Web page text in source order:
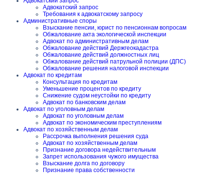
Адвокатский запрос
Требования к адвокатскому запросу
Административные споры
Взыскание пенсии, юрист по пенсионнам вопросам
Обжалование акта экологической инспекции
Адвокат по административным делам
Обжалование действий Держгеокадастра
Обжалование действий должностных лиц
Обжалование действий патрульной полиции (ДПС)
Обжалование решения налоговой инспекции
Адвокат по кредитам
Консультация по кредитам
Уменьшение процентов по кредиту
Снижение судом неустойки по кредиту
Адвокат по банковским делам
Адвокат по уголовным делам
Адвокат по уголовным делам
Адвокат по экономическим преступлениям
Адвокат по хозяйственным делам
Рассрочка выполнения решения суда
Адвокат по хозяйственным делам
Признание договора недействительным
Запрет использования чужого имущества
Взыскание долга по договору
Признание права собственности